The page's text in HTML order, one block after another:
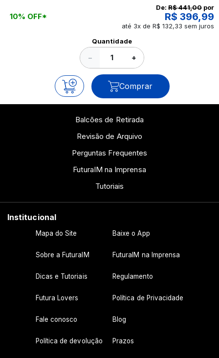
continue a leitura que vamos revelar para você!
10% OFF*
De: R$ 441,00 por
R$ 396,99
até 3x de R$ 132,33 sem juros
Quantidade
− +
Comprar
Balcões de Retirada
Revisão de Arquivo
Perguntas Frequentes
FuturaIM na Imprensa
Tutoriais
Institucional
Mapa do Site Baixe o App
Sobre a FuturaIM FuturaIM na Imprensa
Dicas e Tutoriais Regulamento
Futura Lovers Política de Privacidade
Fale conosco Blog
Política de devolução Prazos